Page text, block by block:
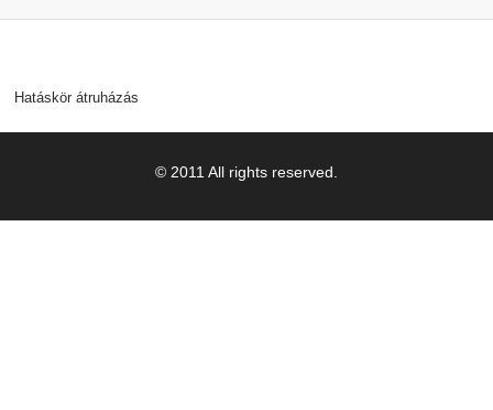
Hatáskör átruházás
© 2011 All rights reserved.